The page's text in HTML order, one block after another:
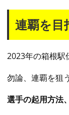
連覇を目
2023年の箱根駅
勿論、連覇を狙
選手の起用方法